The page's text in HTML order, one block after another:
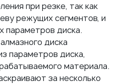
при резке, так как
режущих сегментов, и
параметров диска.
диска
параметров диска,
материала.
за несколько